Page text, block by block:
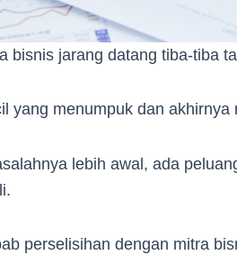
bisnis jarang datang tiba-tiba
yang menumpuk dan akhirnya
lebih awal, ada
perselisihan dengan mitra